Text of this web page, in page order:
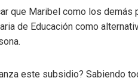
que Maribel como los
de Educación como
este subsidio? Sabiendo